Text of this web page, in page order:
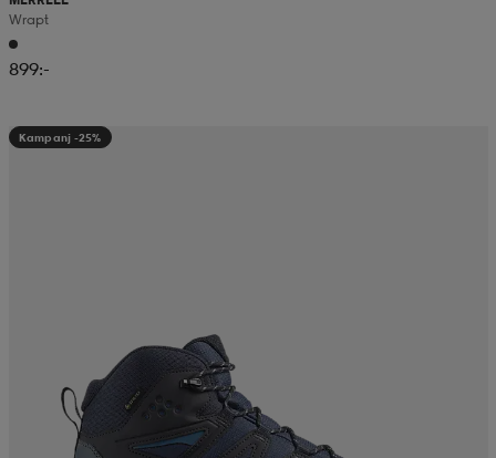
Wrapt
899:-
Kampanj -25%